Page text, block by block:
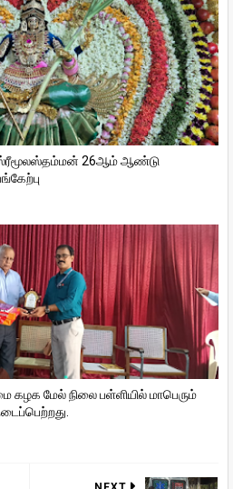
ஸ்ரீமூலஸ்தம்மன் 26ஆம் ஆண்டு
மேல் நிலை பள்ளியில் மாபெரும்